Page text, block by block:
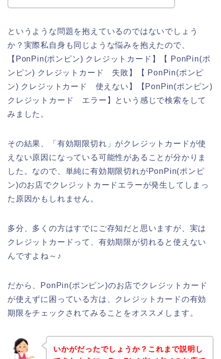
というような問題を抱えているのではないでしょう
か？実際私自身も同じような悩みを抱えたので、
【PonPin(ポンピン) クレジットカード】【 PonPin(ポ
ンピン) クレジットカード 失敗】【 PonPin(ポンピ
ン) クレジットカード 使えない】【PonPin(ポンピン)
クレジットカード エラー】という感じで検索をして
みました。
その結果、「有効期限切れ」がクレジットカードが使
えない原因になっている可能性があることが分かりま
した。なので、単純に有効期限切れがPonPin(ポンピ
ン)のお店でクレジットカードエラーが発生してしまっ
た原因かもしれません。
多分、多くの方はすでにご存知だと思いますが、実は
クレジットカードって、有効期限が切れると使えない
んですよね～♪
だから、PonPin(ポンピン)のお店でクレジットカード
が使えずに困っている方は、クレジットカードの有効
期限をチェックされてみることをオススメします。
いかがだったでしょうか？これまで説明し